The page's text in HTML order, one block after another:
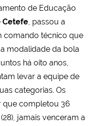
de Educação
Cetefe, passou a
comando técnico que
modalidade da bola
há oito anos,
levar a equipe de
categorias. Os
que completou 36
jamais venceram a